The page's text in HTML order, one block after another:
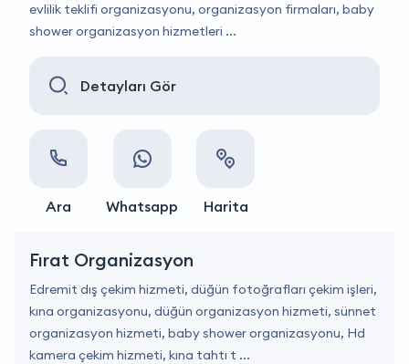
evlilik teklifi organizasyonu, organizasyon firmaları, baby
shower organizasyon hizmetleri ...
Detayları Gör
Ara Whatsapp Harita
Fırat Organizasyon
Edremit dış çekim hizmeti, düğün fotoğrafları çekim işleri,
kına organizasyonu, düğün organizasyon hizmeti, sünnet
organizasyon hizmeti, baby shower organizasyonu, Hd
kamera çekim hizmeti, kına tahtı t ...